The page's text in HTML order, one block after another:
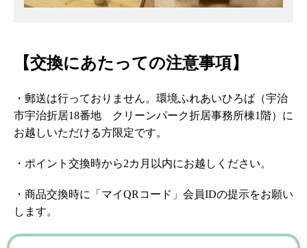
【交換にあたっての注意事項】
・郵送は行っておりません。環境ふれあいひろば（宇治
市宇治折居18番地 クリーンパーク折居事務所棟1階）に
お越しいただける方限定です。
・ポイント交換時から2カ月以内にお越しください。
・商品交換時に「マイQRコード」会員IDの提示をお願い
します。